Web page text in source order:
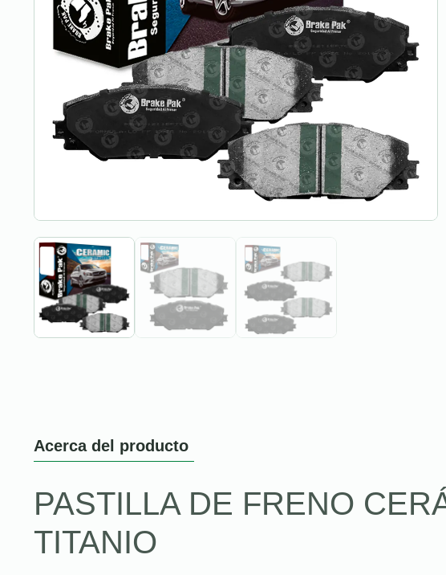
Acerca del producto
PASTILLA DE FRENO
TITANIO